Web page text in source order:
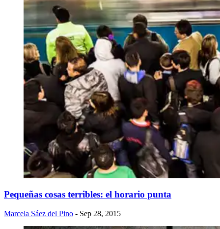
Pequeñas cosas terribles: el horario punta
Marcela Sáez del Pino - Sep 28, 2015